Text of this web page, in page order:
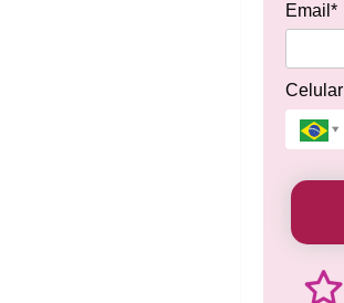
Email*
Celular